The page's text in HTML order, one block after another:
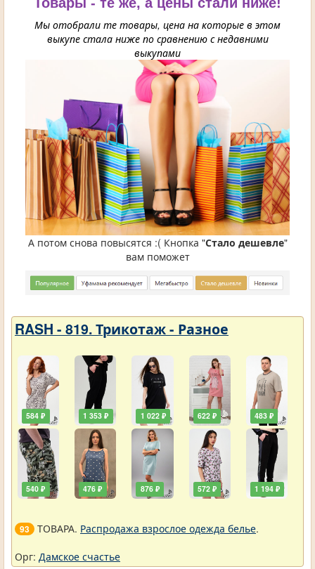
Мы отобрали те товары, цена на которые в этом
выкупе стала ниже по сравнению с недавними
выкупами
А потом снова повысятся :( Кнопка "Стало дешевле"
вам поможет
RASH - 819. Трикотаж - Разное
584 ₽
540 ₽
1 353 ₽
476 ₽
1 022 ₽
876 ₽
622 ₽
572 ₽
483 ₽
1 194 ₽
93 ТОВАРА. Распродажа взрослое одежда белье.
Орг: Дамское счастье